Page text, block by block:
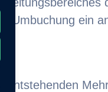
Umbuchung ein
entstehenden